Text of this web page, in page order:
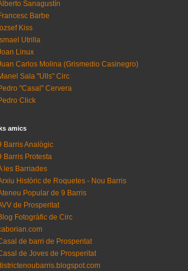
Sanagustín
Barbe
Kiss
Utrilla
Linux
Carlos Molina (Grismedio Casinegro)
Sala "Ulls" Circ
"Casal" Cervera
Click
amics
Barris Analògic
Barris Protesta
les Barriades
Històric de Roquetes - Nou Barris
Popular de 9 Barris
de Prosperitat
Fotogràfic de Circ
de barri de Prosperitat
de Joves de Prosperitat